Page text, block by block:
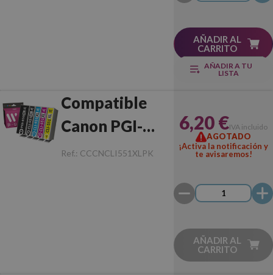
AÑADIR AL
CARRITO
AÑADIR A TU
LISTA
Compatible
Canon PGI-
550XL/CLI-
Ref.: CCCNCLI551XLPK
6,20 €IVA incluido
AGOTADO
¡Activa la notificación y
te avisaremos!
AÑADIR AL
CARRITO